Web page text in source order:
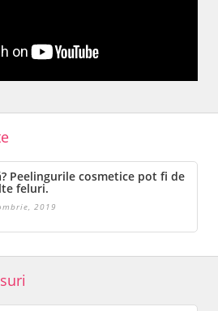
Peelingurile cosmetice pot fi de
feluri.
2019